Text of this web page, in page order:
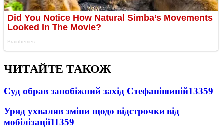
ЧИТАЙТЕ ТАКОЖ
Суд обрав запобіжний захід Стефанішиній13359
Уряд ухвалив зміни щодо відстрочки від
мобілізації11359